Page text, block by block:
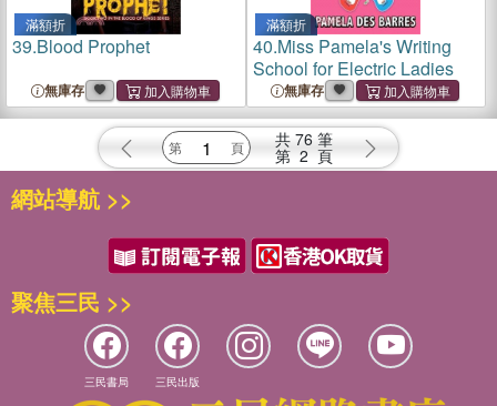
滿額折
39.Blood Prophet
無庫存
滿額折
40.Miss Pamela's Writing
School for Electric Ladies
無庫存
共 76 筆
第 2 頁
網站導航 >>
聚焦三民 >>
三民書局 三民出版